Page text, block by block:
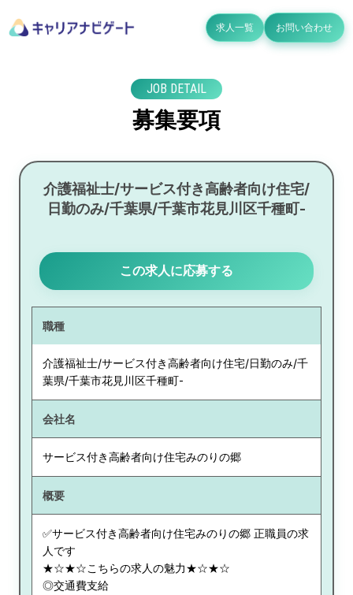
求人一覧 お問い合わせ
JOB DETAIL
募集要項
介護福祉士/サービス付き高齢者向け住宅/
日勤のみ/千葉県/千葉市花見川区千種町-
この求人に応募する
職種
介護福祉士/サービス付き高齢者向け住宅/日勤のみ/千
葉県/千葉市花見川区千種町-
会社名
サービス付き高齢者向け住宅みのりの郷
概要
✅サービス付き高齢者向け住宅みのりの郷 正職員の求
人です
★☆★☆こちらの求人の魅力★☆★☆
◎交通費支給